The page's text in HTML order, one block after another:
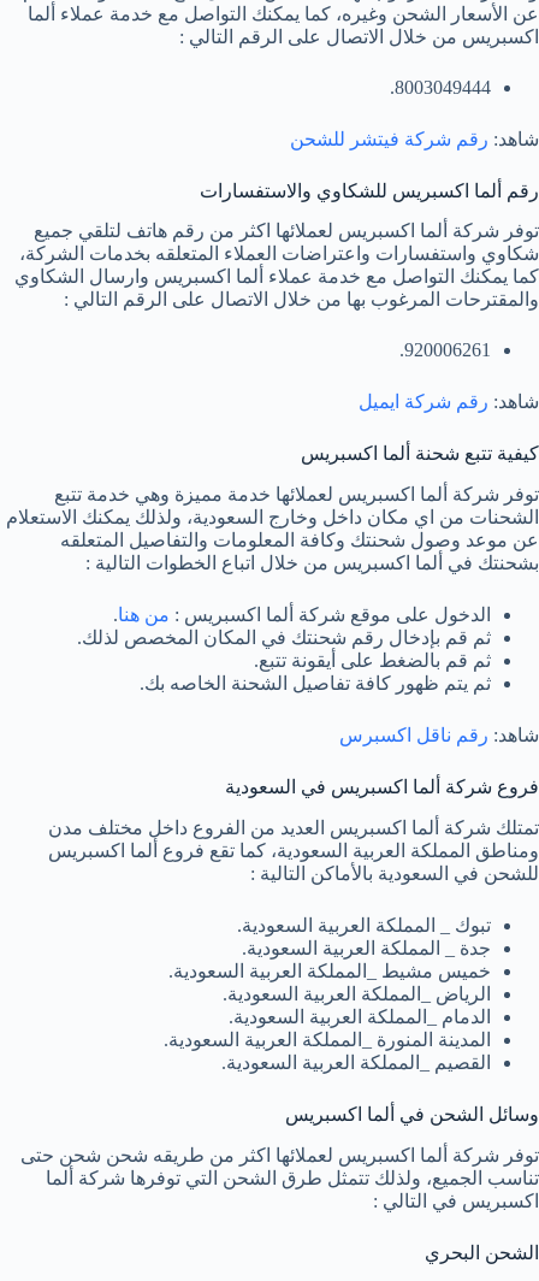
عن الأسعار الشحن وغيره، كما يمكنك التواصل مع خدمة عملاء ألما
اكسبريس من خلال الاتصال على الرقم التالي :
8003049444.
شاهد: رقم شركة فيتشر للشحن
رقم ألما اكسبريس للشكاوي والاستفسارات
توفر شركة ألما اكسبريس لعملائها اكثر من رقم هاتف لتلقي جميع
شكاوي واستفسارات واعتراضات العملاء المتعلقه بخدمات الشركة،
كما يمكنك التواصل مع خدمة عملاء ألما اكسبريس وارسال الشكاوي
والمقترحات المرغوب بها من خلال الاتصال على الرقم التالي :
920006261.
شاهد: رقم شركة ايميل
كيفية تتبع شحنة ألما اكسبريس
توفر شركة ألما اكسبريس لعملائها خدمة مميزة وهي خدمة تتبع
الشحنات من اي مكان داخل وخارج السعودية، ولذلك يمكنك الاستعلام
عن موعد وصول شحنتك وكافة المعلومات والتفاصيل المتعلقه
بشحنتك في ألما اكسبريس من خلال اتباع الخطوات التالية :
الدخول على موقع شركة ألما اكسبريس : من هنا.
ثم قم بإدخال رقم شحنتك في المكان المخصص لذلك.
ثم قم بالضغط على أيقونة تتبع.
ثم يتم ظهور كافة تفاصيل الشحنة الخاصه بك.
شاهد: رقم ناقل اكسبرس
فروع شركة ألما اكسبريس في السعودية
تمتلك شركة ألما اكسبريس العديد من الفروع داخل مختلف مدن
ومناطق المملكة العربية السعودية، كما تقع فروع ألما اكسبريس
للشحن في السعودية بالأماكن التالية :
تبوك _ المملكة العربية السعودية.
جدة _ المملكة العربية السعودية.
خميس مشيط _المملكة العربية السعودية.
الرياض _المملكة العربية السعودية.
الدمام _المملكة العربية السعودية.
المدينة المنورة _المملكة العربية السعودية.
القصيم _المملكة العربية السعودية.
وسائل الشحن في ألما اكسبريس
توفر شركة ألما اكسبريس لعملائها اكثر من طريقه شحن شحن حتى
تناسب الجميع، ولذلك تتمثل طرق الشحن التي توفرها شركة ألما
اكسبريس في التالي :
الشحن البحري